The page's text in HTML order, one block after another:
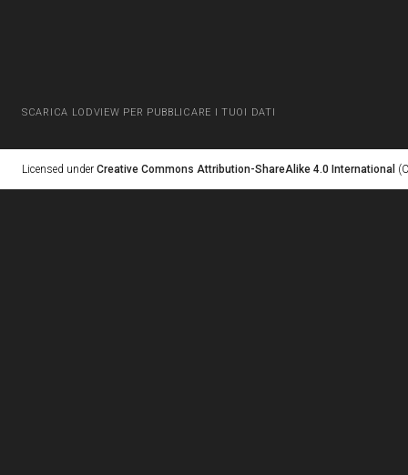
SCARICA LODVIEW PER PUBBLICARE I TUOI DATI
Licensed under Creative Commons Attribution-ShareAlike 4.0 International